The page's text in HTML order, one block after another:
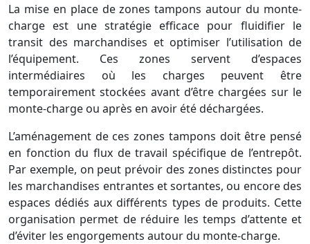
La mise en place de zones tampons autour du monte-
charge est une stratégie efficace pour fluidifier le
transit des marchandises et optimiser l’utilisation de
l’équipement. Ces zones servent d’espaces
intermédiaires où les charges peuvent être
temporairement stockées avant d’être chargées sur le
monte-charge ou après en avoir été déchargées.
L’aménagement de ces zones tampons doit être pensé
en fonction du flux de travail spécifique de l’entrepôt.
Par exemple, on peut prévoir des zones distinctes pour
les marchandises entrantes et sortantes, ou encore des
espaces dédiés aux différents types de produits. Cette
organisation permet de réduire les temps d’attente et
d’éviter les engorgements autour du monte-charge.